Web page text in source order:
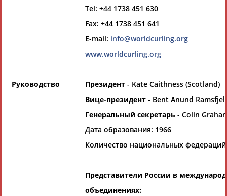
Если вы решили разместить информацию о
хорошо известной вам спортивной
организации или обнаружили какую-либо
ошибку в уже опубликованных данных и
хотите ее исправить, пожалуйста, вы можете
это сделать самостоятельно
100 последних изменений
Tel: +44 1738 451 630
Fax: +44 1738 451 641
E-mail: info@worldcurling.org
www.worldcurling.org
Руководство Президент - Kate Caithness (Scotland)
Вице-президент - Bent Anund
Генеральный секретарь - Colin
Дата образования: 1966
Количество национальных
Представители России в
объединениях: